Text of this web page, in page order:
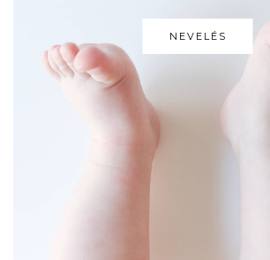
NEVELÉS